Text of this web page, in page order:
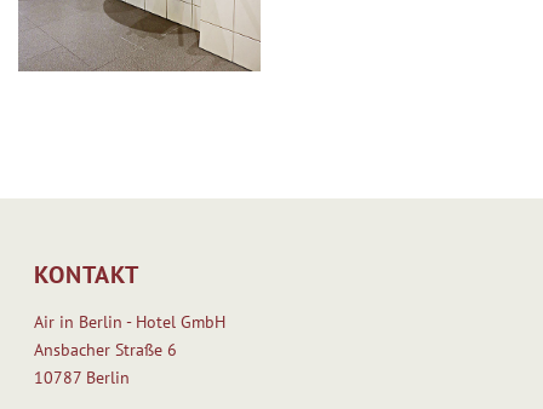
KONTAKT
Air in Berlin - Hotel GmbH
Ansbacher Straße 6
10787 Berlin